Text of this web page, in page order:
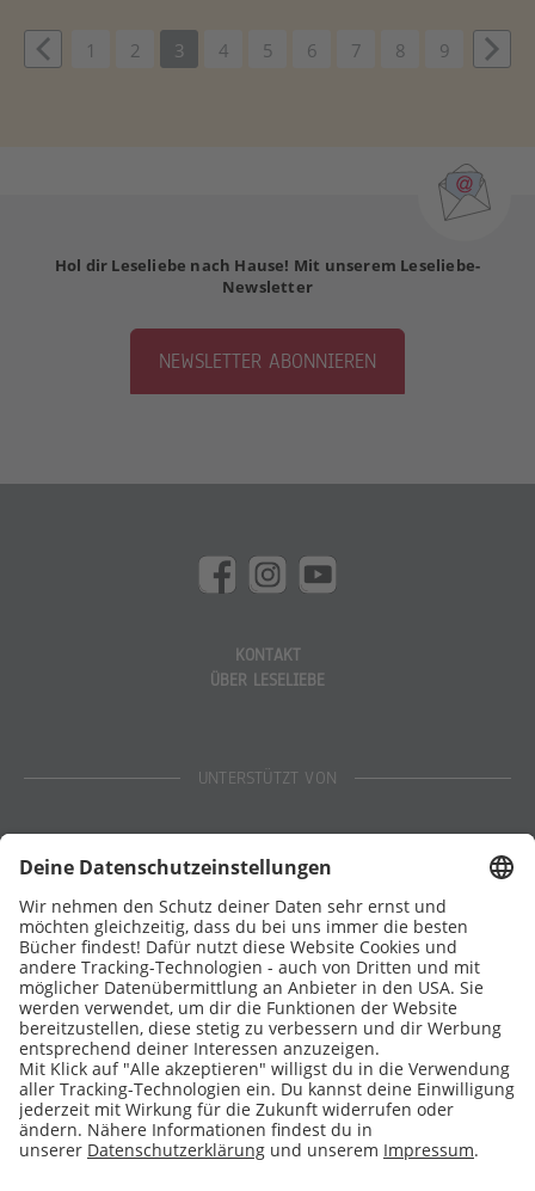
1 2 3 4 5 6 7 8 9
Hol dir Leseliebe nach Hause! Mit unserem Leseliebe-
Newsletter
NEWSLETTER ABONNIEREN
KONTAKT
ÜBER LESELIEBE
UNTERSTÜTZT VON
Stiftung Lesen
DATENSCHUTZ
IMPRESSUM
COOKIES